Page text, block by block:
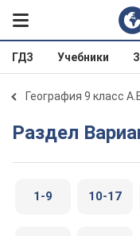
ГДЗ Учебники
География 9 класс
Раздел
1-9 10-17